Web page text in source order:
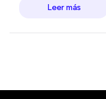
Leer más